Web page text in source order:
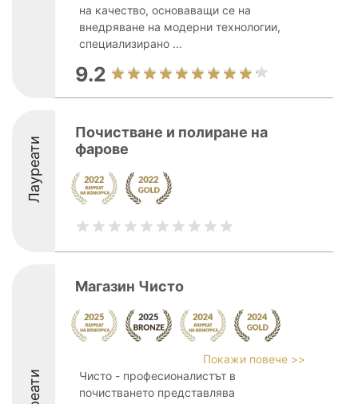
на качество, основаващи се на
внедряване на модерни технологии,
специализирано ...
9.2
Лауреати
Почистване и полиране на
фарове
Магазин Чисто
Покажи повече >>
Чисто - професионалистът в
почистването представлява